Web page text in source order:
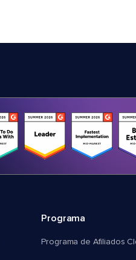
Programa
Programa de Afiliados